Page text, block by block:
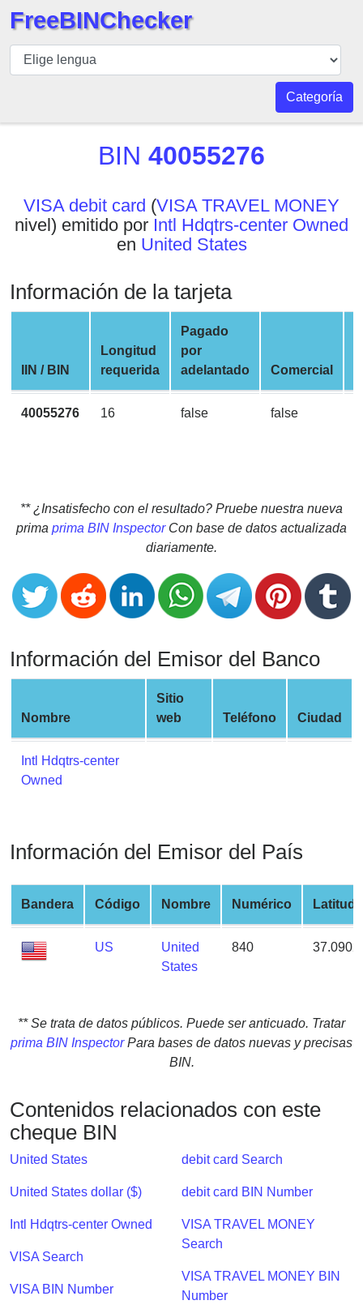
BIN
Inspector
API
BIN
BIN
Checker
CC
Generator
from
Banks
Validator
Credit
Generator
Random
Credit
Generator
Generate
Card
from
BIN
Credit
Service
is
My
IP
IP
Lookup
Checker
/
Validator
FreeBINChecker
Categoría
BIN 40055276
VISA debit card (VISA TRAVEL MONEY
nivel) emitido por Intl Hdqtrs-center Owned
en United States
Información de la tarjeta
IIN / BIN
Longitud
requerida
Pagado
por
adelantado
Comercial
40055276 16 false false
** ¿Insatisfecho con el resultado? Pruebe nuestra nueva
prima prima BIN InspectorCon base de datos actualizada
diariamente.
Información del Emisor del Banco
Nombre
Sitio
web
Teléfono Ciudad
Intl Hdqtrs-center
Owned
Información del Emisor del País
Bandera Código Nombre Numérico Latitud
US
United
States
840
** Se trata de datos públicos. Puede ser anticuado. Tratar
prima BIN InspectorPara bases de datos nuevas y precisas
BIN.
Contenidos relacionados con este
cheque BIN
United States
United States dollar ($)
Intl Hdqtrs-center Owned
VISA Search
VISA BIN Number
debit card Search
debit card BIN Number
VISA TRAVEL MONEY
Search
VISA TRAVEL MONEY BIN
Number